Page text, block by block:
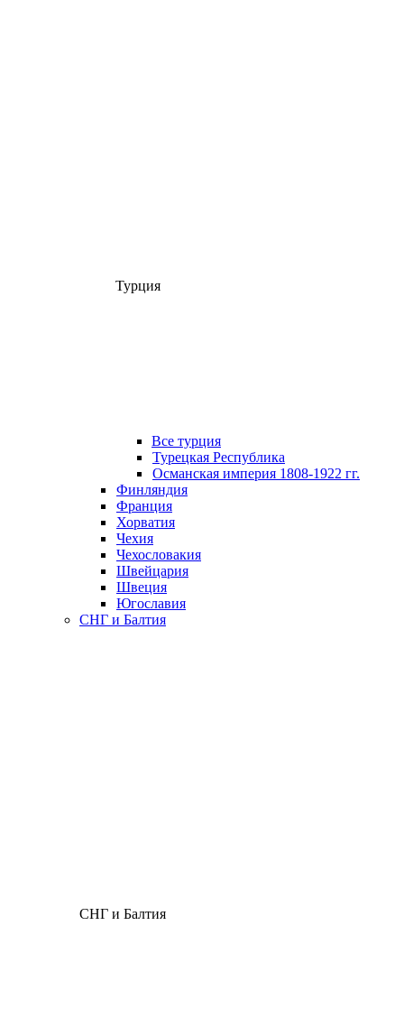
Турция
Все турция
Турецкая Республика
Османская империя 1808-1922 гг.
Финляндия
Франция
Хорватия
Чехия
Чехословакия
Швейцария
Швеция
Югославия
СНГ и Балтия
СНГ и Балтия